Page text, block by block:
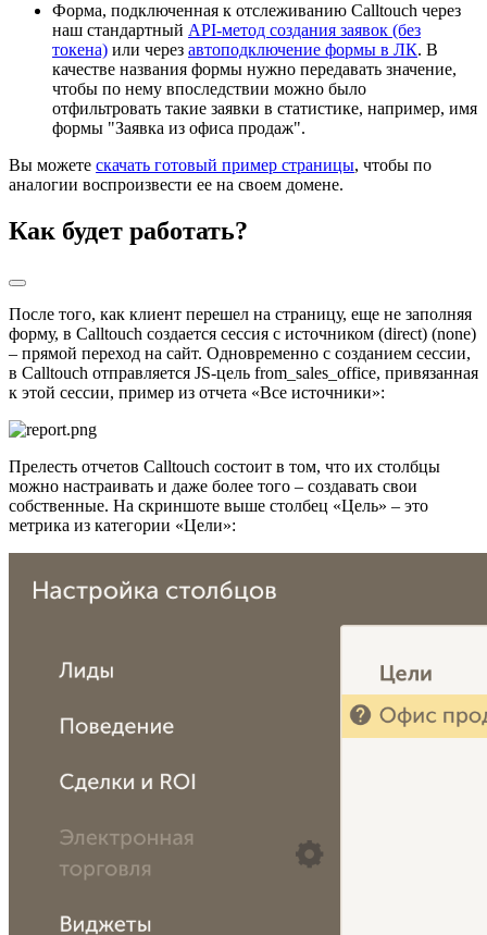
Форма, подключенная к отслеживанию Calltouch через
наш стандартный API-метод создания заявок (без
токена) или через автоподключение формы в ЛК. В
качестве названия формы нужно передавать значение,
чтобы по нему впоследствии можно было
отфильтровать такие заявки в статистике, например, имя
формы "Заявка из офиса продаж".
Вы можете скачать готовый пример страницы, чтобы по
аналогии воспроизвести ее на своем домене.
Как будет работать?
После того, как клиент перешел на страницу, еще не заполняя
форму, в Calltouch создается сессия с источником (direct) (none)
– прямой переход на сайт. Одновременно с созданием сессии,
в Calltouch отправляется JS-цель from_sales_office, привязанная
к этой сессии, пример из отчета «Все источники»:
Прелесть отчетов Calltouch состоит в том, что их столбцы
можно настраивать и даже более того – создавать свои
собственные. На скриншоте выше столбец «Цель» – это
метрика из категории «Цели»: